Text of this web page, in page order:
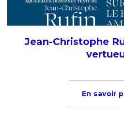
Jean-Christophe
En savoir